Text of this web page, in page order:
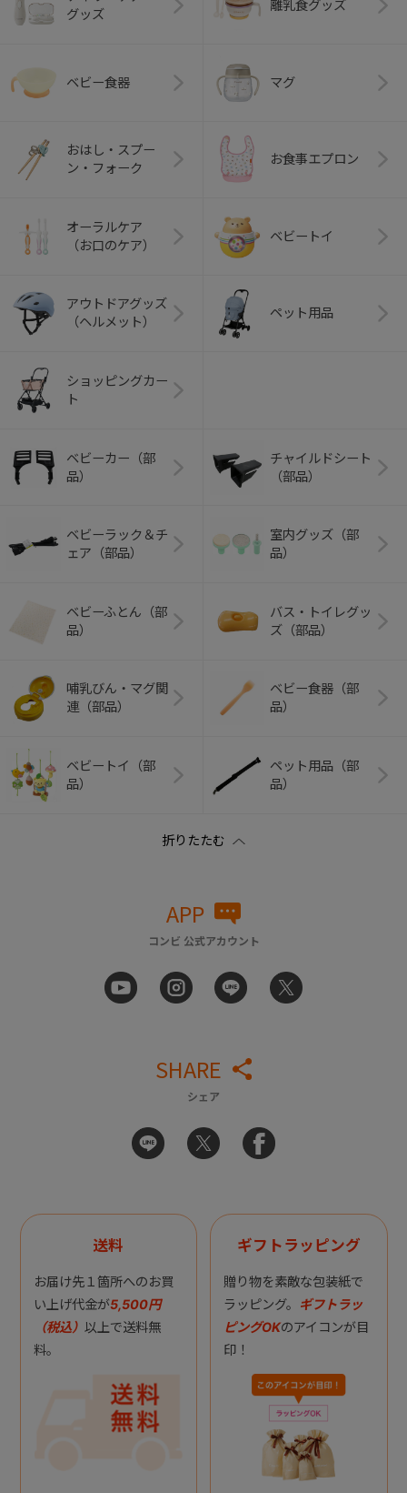
グッズ
離乳食グッズ
ベビー食器 マグ
おはし・スプー
ン・フォーク
お食事エプロン
オーラルケア
（お口のケア）
ベビートイ
アウトドアグッズ
（ヘルメット）
ペット用品
ショッピングカー
ト
ベビーカー（部
品）
チャイルドシート
（部品）
ベビーラック＆チ
ェア（部品）
室内グッズ（部
品）
ベビーふとん（部
品）
バス・トイレグッ
ズ（部品）
哺乳びん・マグ関
連（部品）
ベビー食器（部
品）
ベビートイ（部
品）
ペット用品（部
品）
APP
コンビ 公式アカウント
SHARE
シェア
送料
お届け先１箇所へのお買
い上げ代金が5,500円
（税込） 以上で送料無
料。
ギフトラッピング
贈り物を素敵な包装紙で
ラッピング。 ギフトラッ
ピングOKのアイコンが目
印！